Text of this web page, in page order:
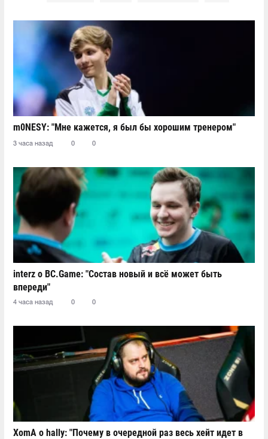
m0NESY: "Мне кажется, я был бы хорошим тренером"
3 часа назад 0 0
interz о BC.Game: "Состав новый и всё может быть
впереди"
4 часа назад 0 0
XomA о hally: "Почему в очередной раз весь хейт идет в